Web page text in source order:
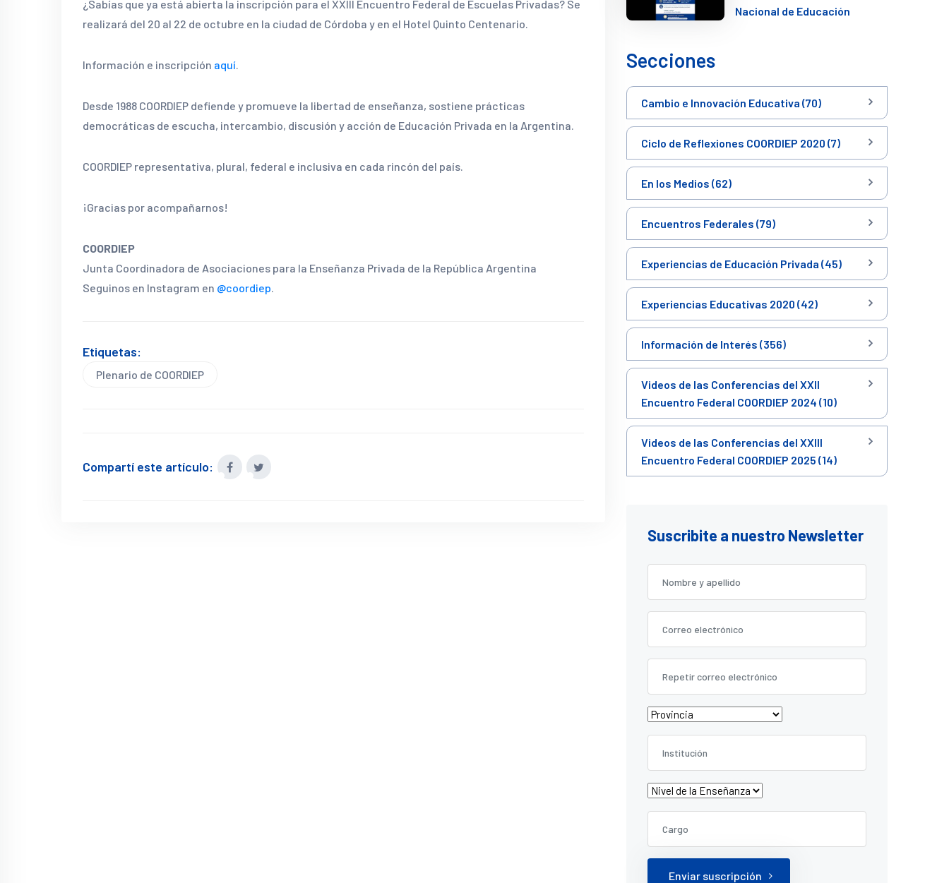
¿Sabías que ya está abierta la inscripción para el XXIII Encuentro Federal de Escuelas Privadas? Se
realizará del 20 al 22 de octubre en la ciudad de Córdoba y en el Hotel Quinto Centenario.
Información e inscripción aquí.
Desde 1988 COORDIEP defiende y promueve la libertad de enseñanza, sostiene prácticas
democráticas de escucha, intercambio, discusión y acción de Educación Privada en la Argentina.
COORDIEP representativa, plural, federal e inclusiva en cada rincón del país.
¡Gracias por acompañarnos!
COORDIEP
Junta Coordinadora de Asociaciones para la Enseñanza Privada de la República Argentina
Seguinos en Instagram en @coordiep.
Etiquetas:
Plenario de COORDIEP
Compartí este artículo:
Nacional de Educación
Secciones
Cambio e Innovación Educativa (70)
Ciclo de Reflexiones COORDIEP 2020 (7)
En los Medios (62)
Encuentros Federales (79)
Experiencias de Educación Privada (45)
Experiencias Educativas 2020 (42)
Información de Interés (356)
Videos de las Conferencias del XXII
Encuentro Federal COORDIEP 2024 (10)
Videos de las Conferencias del XXIII
Encuentro Federal COORDIEP 2025 (14)
Suscribite a nuestro Newsletter
Enviar suscripción